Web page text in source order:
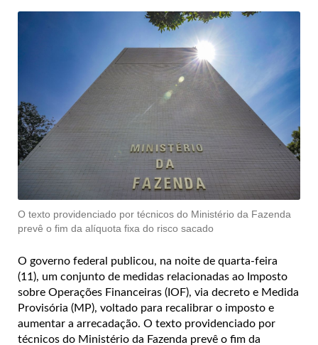
O texto providenciado por técnicos do Ministério da Fazenda
prevê o fim da alíquota fixa do risco sacado
O governo federal publicou, na noite de quarta-feira
(11), um conjunto de medidas relacionadas ao Imposto
sobre Operações Financeiras (IOF), via decreto e Medida
Provisória (MP), voltado para recalibrar o imposto e
aumentar a arrecadação. O texto providenciado por
técnicos do Ministério da Fazenda prevê o fim da